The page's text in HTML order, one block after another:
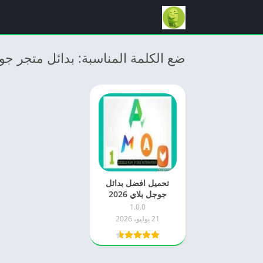
ضع الكلمة المناسبة: بدائل متجر
تحميل افضل بدائل
جوجل بلاي 2026
Google Play
Alternative اخر
1.0.0
21 يوليو، 2026